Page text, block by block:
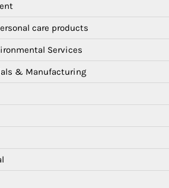
care products
Services
& Manufacturing